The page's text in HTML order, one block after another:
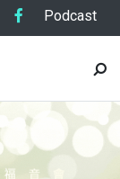
Podcast